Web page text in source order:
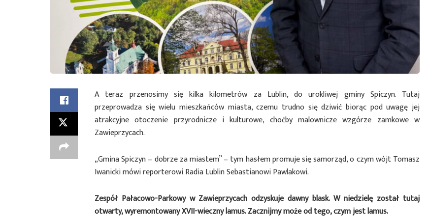
A teraz przenosimy się kilka kilometrów za Lublin, do urokliwej gminy Spiczyn. Tutaj
przeprowadza się wielu mieszkańców miasta, czemu trudno się dziwić biorąc pod uwagę jej
atrakcyjne otoczenie przyrodnicze i kulturowe, choćby malownicze wzgórze zamkowe w
Zawieprzycach.
„Gmina Spiczyn – dobrze za miastem” – tym hasłem promuje się samorząd, o czym wójt Tomasz
Iwanicki mówi reporterowi Radia Lublin Sebastianowi Pawlakowi.
Zespół Pałacowo-Parkowy w Zawieprzycach odzyskuje dawny blask. W niedzielę został tutaj
otwarty, wyremontowany XVII-wieczny lamus. Zacznijmy może od tego, czym jest lamus.